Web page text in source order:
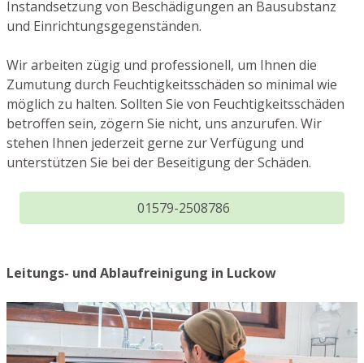
Instandsetzung von Beschädigungen an Bausubstanz
und Einrichtungsgegenständen.
Wir arbeiten zügig und professionell, um Ihnen die
Zumutung durch Feuchtigkeitsschäden so minimal wie
möglich zu halten. Sollten Sie von Feuchtigkeitsschäden
betroffen sein, zögern Sie nicht, uns anzurufen. Wir
stehen Ihnen jederzeit gerne zur Verfügung und
unterstützen Sie bei der Beseitigung der Schäden.
01579-2508786
Leitungs- und Ablaufreinigung in Luckow